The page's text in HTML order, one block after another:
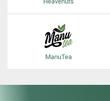
ManuTea